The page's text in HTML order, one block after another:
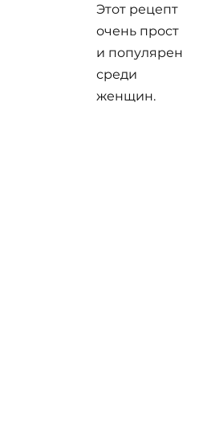
Этот рецепт
очень прост
и популярен
среди
женщин.